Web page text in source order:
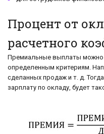
Процент от
расчетного
Премиальные выплаты
определенным критериям.
сделанных продаж и т. д.
зарплату по окладу, будет